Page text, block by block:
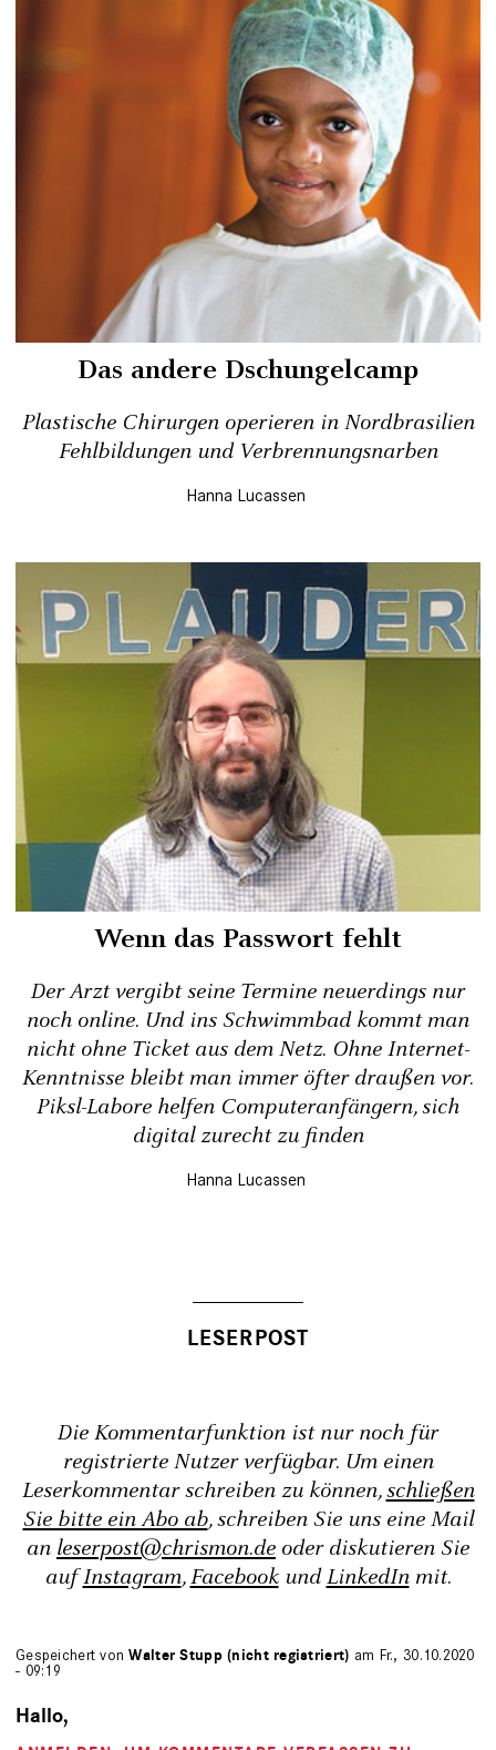
Das andere Dschungelcamp
Plastische Chirurgen operieren in Nordbrasilien
Fehlbildungen und Verbrennungsnarben
Hanna Lucassen
Wenn das Passwort fehlt
Der Arzt vergibt seine Termine neuerdings nur
noch online. Und ins Schwimmbad kommt man
nicht ohne Ticket aus dem Netz. Ohne Internet-
Kenntnisse bleibt man immer öfter draußen vor.
Piksl-Labore helfen Computeranfängern, sich
digital zurecht zu finden
Hanna Lucassen
Die Kommentarfunktion ist nur noch für
registrierte Nutzer verfügbar. Um einen
Leserkommentar schreiben zu können,schließen
Sie bitte ein Abo ab, schreiben Sie uns eine Mail
an leserpost@chrismon.de oder diskutieren Sie
aufInstagram,FacebookundLinkedInmit.
Gespeichert vonWalter Stupp (nicht registriert) am Fr., 30.10.2020
- 09:19
Hallo,